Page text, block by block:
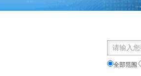
全部范围